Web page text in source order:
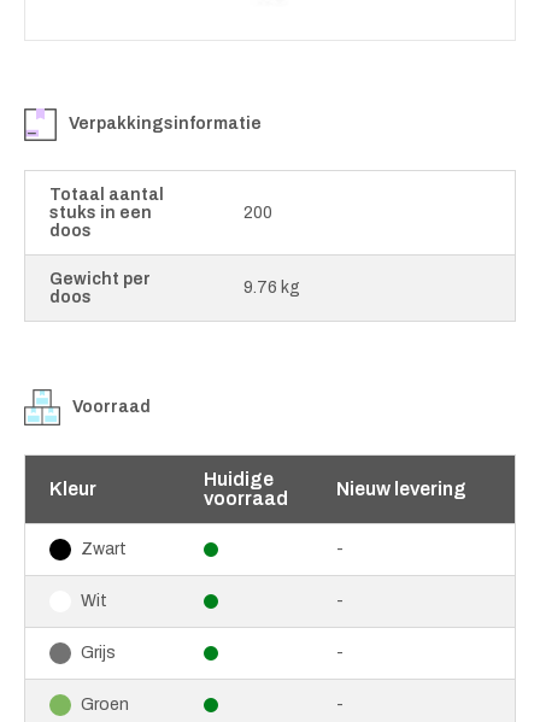
Verpakkingsinformatie
Totaal aantal
stuks in een
doos
200
Gewicht per
doos
9.76 kg
Voorraad
Kleur
Huidige
voorraad
Nieuw levering
Zwart -
Wit -
Grijs -
Groen -